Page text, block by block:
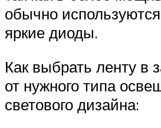
обычно
яркие диоды.
Как выбрать ленту в
от нужного типа
светового дизайна: